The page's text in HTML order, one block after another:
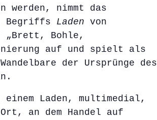
werden, nimmt das
Begriffs Laden von
„Brett, Bohle,
auf und spielt als
der Ursprünge des
einem Laden, multimedial,
an dem Handel auf